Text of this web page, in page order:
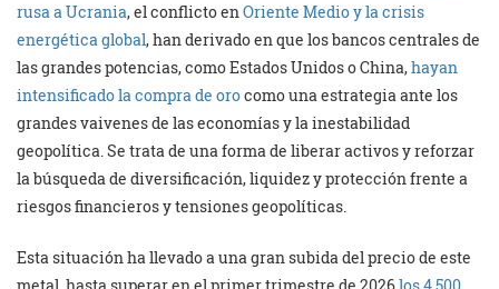
rusa a Ucrania, el conflicto enOriente Medio y la crisis
energética global, han derivado en que los bancos centrales de
las grandes potencias, como Estados Unidos o China,hayan
intensificado la compra de orocomo una estrategia ante los
grandes vaivenes de las economías y la inestabilidad
geopolítica. Se trata de una forma de liberar activos y reforzar
la búsqueda de diversificación, liquidez y protección frente a
riesgos financieros y tensiones geopolíticas.
Esta situación ha llevado a una gran subida del precio de este